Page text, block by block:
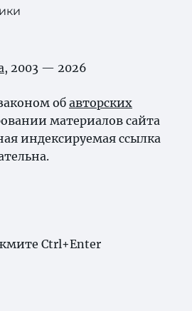
, 2003 — 2026
об авторских
материалов сайта
индексируемая ссылка
Ctrl+Enter